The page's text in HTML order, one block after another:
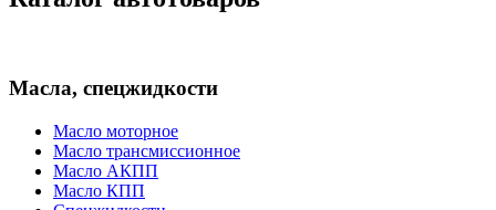
Масла, спецжидкости
Масло моторное
Масло трансмиссионное
Масло АКПП
Масло КПП